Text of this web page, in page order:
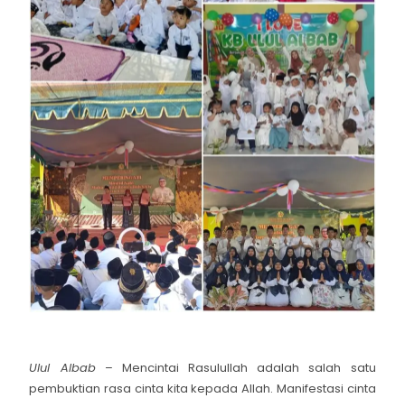
Ulul Albab– Mencintai Rasulullah adalah salah satu
pembuktian rasa cinta kita kepada Allah. Manifestasi cinta